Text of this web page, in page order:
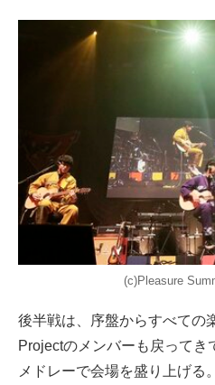
(c)Pleasure
後半戦は、序盤からすべての
Projectのメンバーも戻ってき
メドレーで会場を盛り上げる